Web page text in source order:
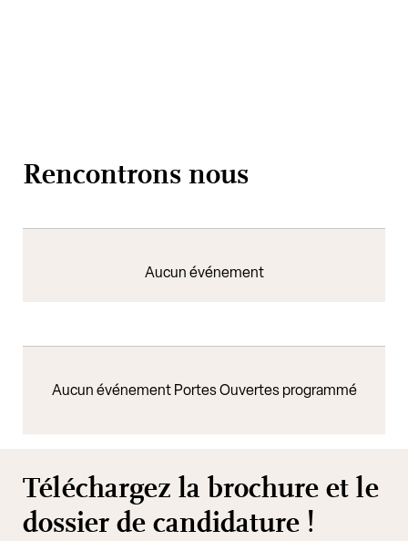
Rencontrons nous
Aucun événement
Aucun événement Portes Ouvertes programmé
Téléchargez la brochure et le
dossier de candidature !